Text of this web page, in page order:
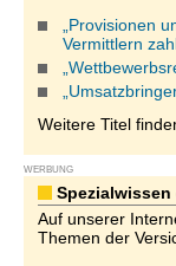
„Provisionen
Vermittlern
Weitere Titel
WERBUNG
Auf unserer
Themen der